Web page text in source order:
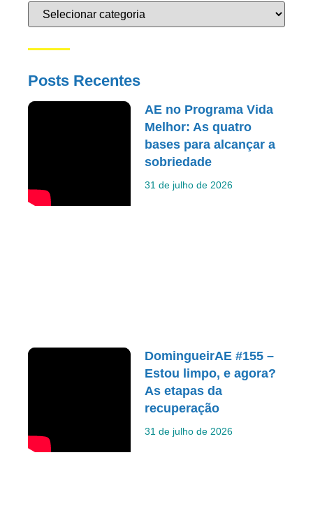
Posts Recentes
AE no Programa Vida
Melhor: As quatro
bases para alcançar a
sobriedade
31 de julho de 2026
DomingueirAE #155 –
Estou limpo, e agora?
As etapas da
recuperação
31 de julho de 2026